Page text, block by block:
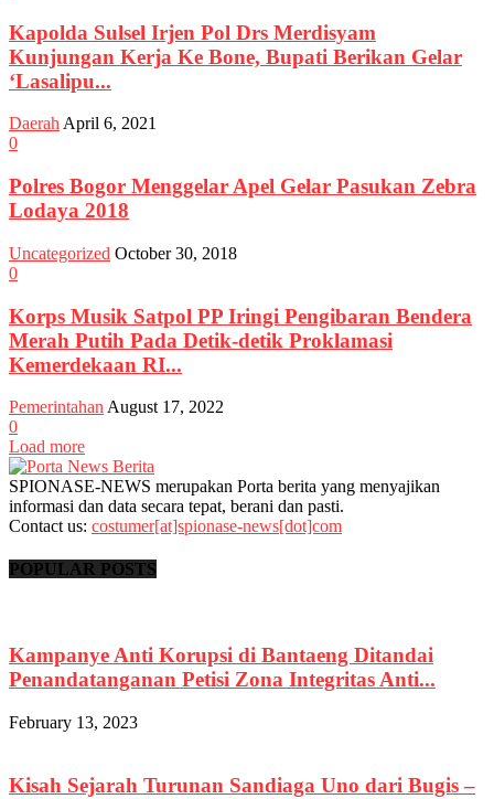
Kapolda Sulsel Irjen Pol Drs Merdisyam
Kunjungan Kerja Ke Bone, Bupati Berikan Gelar
‘Lasalipu...
Daerah April 6, 2021
0
Polres Bogor Menggelar Apel Gelar Pasukan Zebra
Lodaya 2018
Uncategorized October 30, 2018
0
Korps Musik Satpol PP Iringi Pengibaran Bendera
Merah Putih Pada Detik-detik Proklamasi
Kemerdekaan RI...
Pemerintahan August 17, 2022
0
Load more
SPIONASE-NEWS merupakan Porta berita yang menyajikan
informasi dan data secara tepat, berani dan pasti.
Contact us: costumer[at]spionase-news[dot]com
POPULAR POSTS
Kampanye Anti Korupsi di Bantaeng Ditandai
Penandatanganan Petisi Zona Integritas Anti...
February 13, 2023
Kisah Sejarah Turunan Sandiaga Uno dari Bugis –